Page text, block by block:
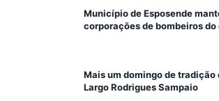
Município de Esposende
corporações de bombeiros
Mais um domingo de tradição
Largo Rodrigues Sampaio